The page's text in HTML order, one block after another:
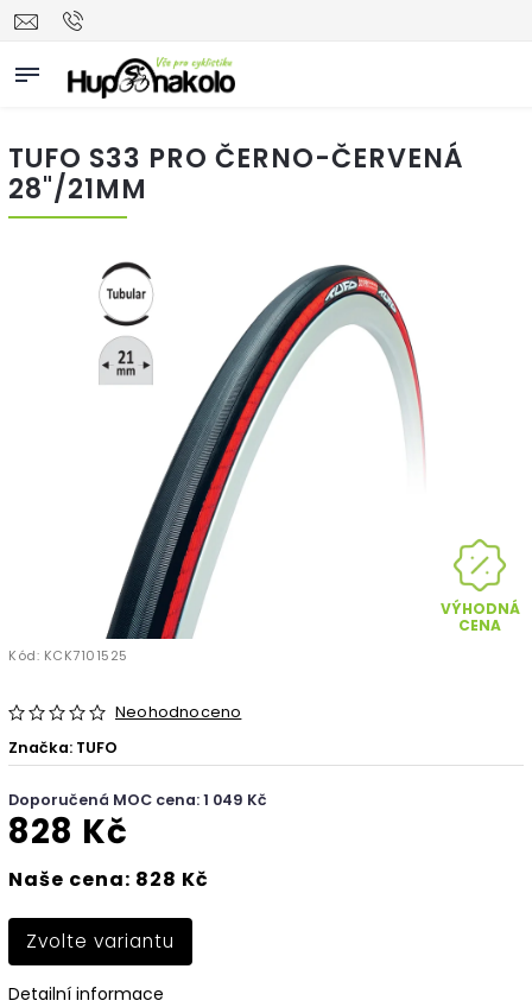
TUFO S33 PRO ČERNO-ČERVENÁ
28"/21MM
VÝHODNÁ
CENA
Kód: KCK7101525
Neohodnoceno
Značka: TUFO
Doporučená MOC cena: 1 049 Kč
828 Kč
Naše cena: 828 Kč
Zvolte variantu
Detailní informace